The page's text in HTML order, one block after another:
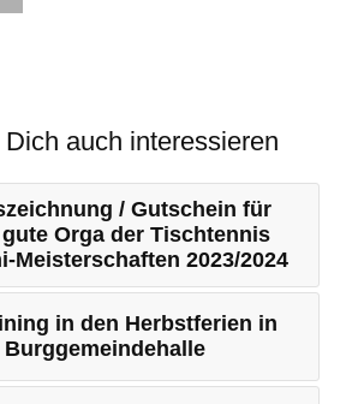
auch interessieren
/ Gutschein für
Orga der Tischtennis
Meisterschaften 2023/2024
in den Herbstferien in
Burggemeindehalle